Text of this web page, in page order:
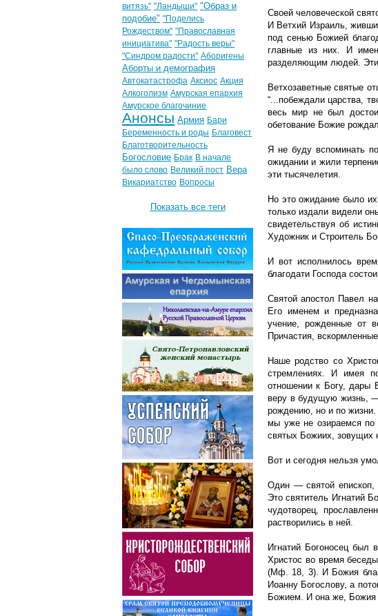
Своей человеческой
И Ветхий Израиль,
под сенью Божией
главные из них. И
разделяющим людей.
Ветхозаветные святые
“...побеждали царства,
весь мир не был
обетование Божие
Я не буду вспоминать
ожидании и жили
эти тысячелетия.
Но это ожидание было
только издали видели
свидетельствуя об
Художник и Строитель
И вот исполнилось
благодати Господа
Святой апостол Павел
Его именем и
учение, рожденные от
Причастия,
Наше родство со
стремлениях. И имея
отношении к Богу, дары
веру в будущую жизнь,
рождению, но и по
мы уже не озираемся
святых Божиих, зовущих
Вот и сегодня нельзя
Один — святой епископ,
Это святитель Игнатий
чудотворец,
растворились в ней.
Игнатий Богоносец был
Христос во время
(Мф. 18, 3). И Божия
Иоанну Богослову, а
Божием. И она же, Божия
витязь" "Ландыши" "Образ и
подобие" "Поделись
Рождеством" "Православная
инициатива" "Радость веры"
"Синдром радости" Аборигены
Аборты и демография
Автокатастрофа Аксиос Акция
Алкоголизм Амурская епархия
Амурское благочиние
Анонсы Армия Бари
Беременность и роды Благовест
Благотворительность
Богословие Брак В начале
было слово Великий пост Вера
Викариатство Вопросы
Показать все теги